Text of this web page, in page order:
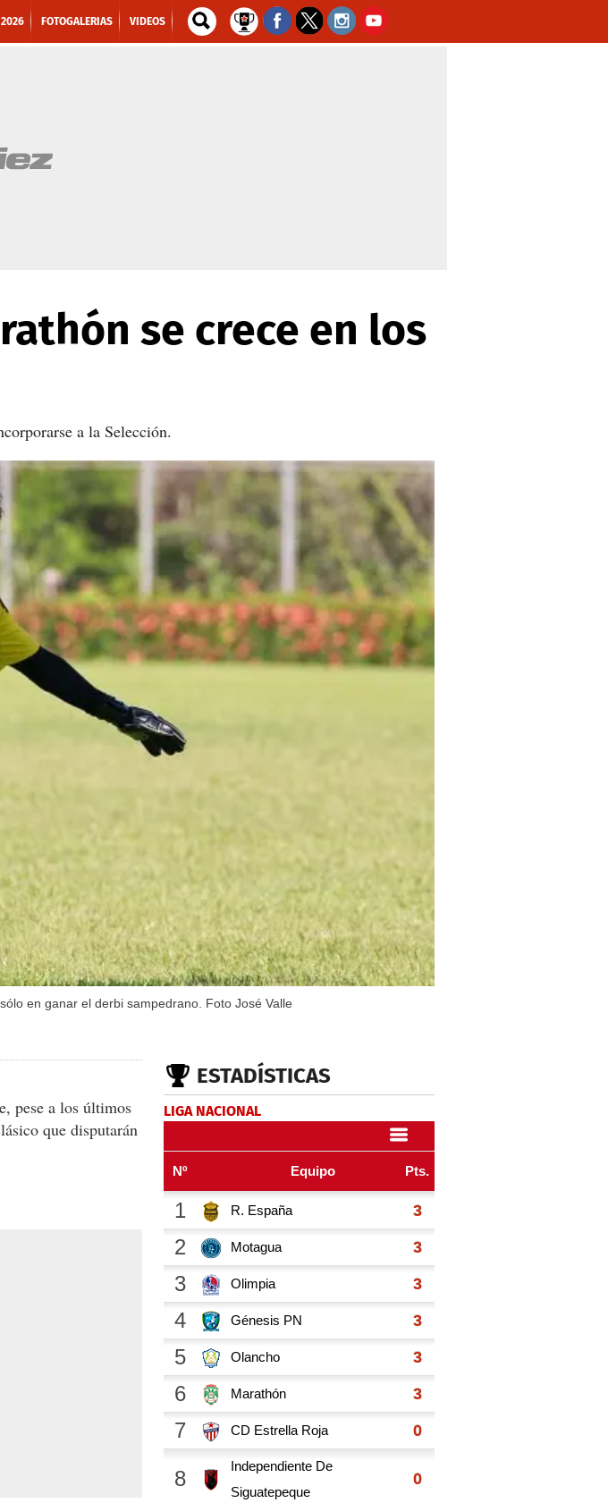
FOTOGALERIAS VIDEOS
se crece en los
a la Selección.
en ganar el derbi sampedrano. Foto José Valle
pese a los últimos
que disputarán
ESTADÍSTICAS
LIGA NACIONAL